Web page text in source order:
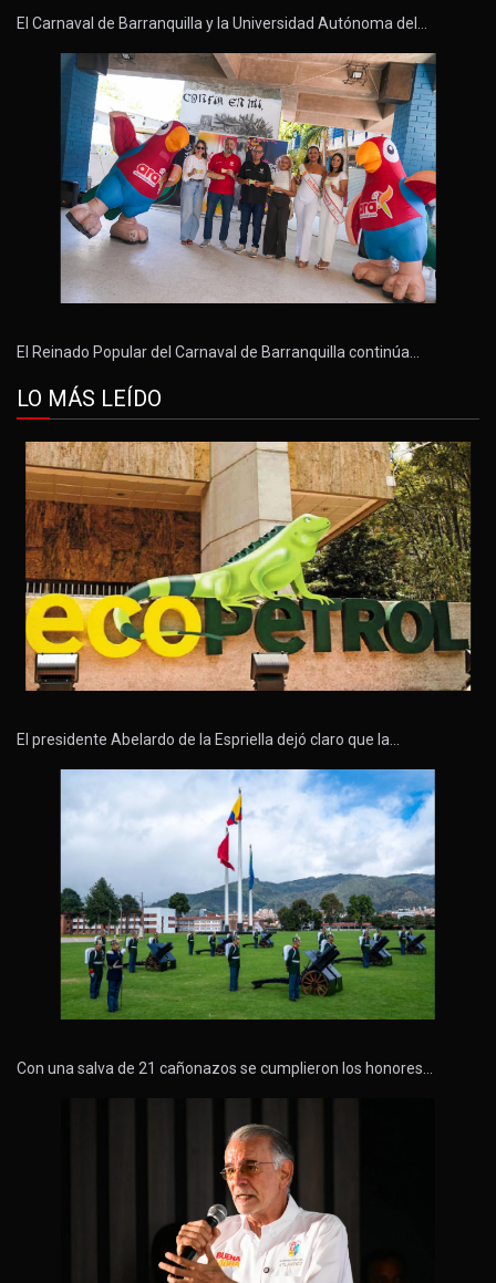
El Carnaval de Barranquilla y la Universidad Autónoma del…
El Reinado Popular del Carnaval de Barranquilla continúa…
LO MÁS LEÍDO
El presidente Abelardo de la Espriella dejó claro que la…
Con una salva de 21 cañonazos se cumplieron los honores…